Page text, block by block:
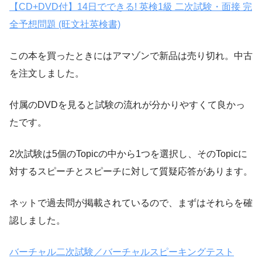
【CD+DVD付】14日でできる! 英検1級 二次試験・面接 完
全予想問題 (旺文社英検書)
この本を買ったときにはアマゾンで新品は売り切れ。中古
を注文しました。
付属のDVDを見ると試験の流れが分かりやすくて良かっ
たです。
2次試験は5個のTopicの中から1つを選択し、そのTopicに
対するスピーチとスピーチに対して質疑応答があります。
ネットで過去問が掲載されているので、まずはそれらを確
認しました。
バーチャル二次試験／バーチャルスピーキングテスト